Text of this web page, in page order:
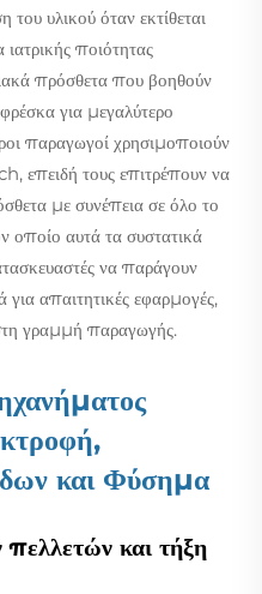
υλικού όταν εκτίθεται
ποιότητας
πρόσθετα που βοηθούν
για μεγαλύτερο
παραγωγοί χρησιμοποιούν
τους επιτρέπουν να
με συνέπεια σε όλο το
οποίο αυτά τα συστατικά
να παράγουν
απαιτητικές εφαρμογές,
γραμμή παραγωγής.
και Φύσημα
και τήξη